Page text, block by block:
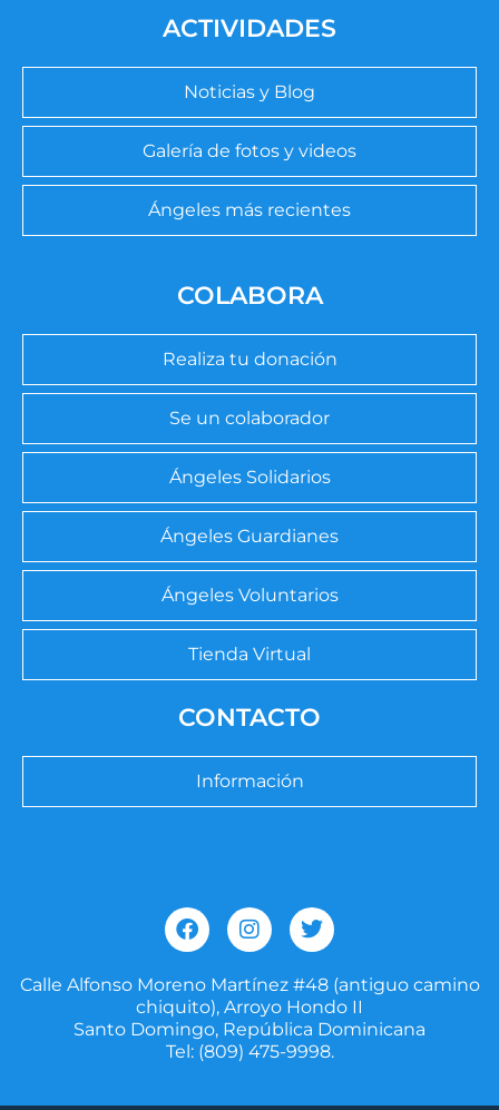
ACTIVIDADES
Noticias y Blog
Galería de fotos y videos
Ángeles más recientes
COLABORA
Realiza tu donación
Se un colaborador
Ángeles Solidarios
Ángeles Guardianes
Ángeles Voluntarios
Tienda Virtual
CONTACTO
Información
F
a
e
b
o
o
I
n
t
a
g
r
T
w
t
t
e
r
Calle Alfonso Moreno Martínez #48 (antiguo camino
chiquito), Arroyo Hondo II
Santo Domingo, República Dominicana
Tel: (809) 475-9998.